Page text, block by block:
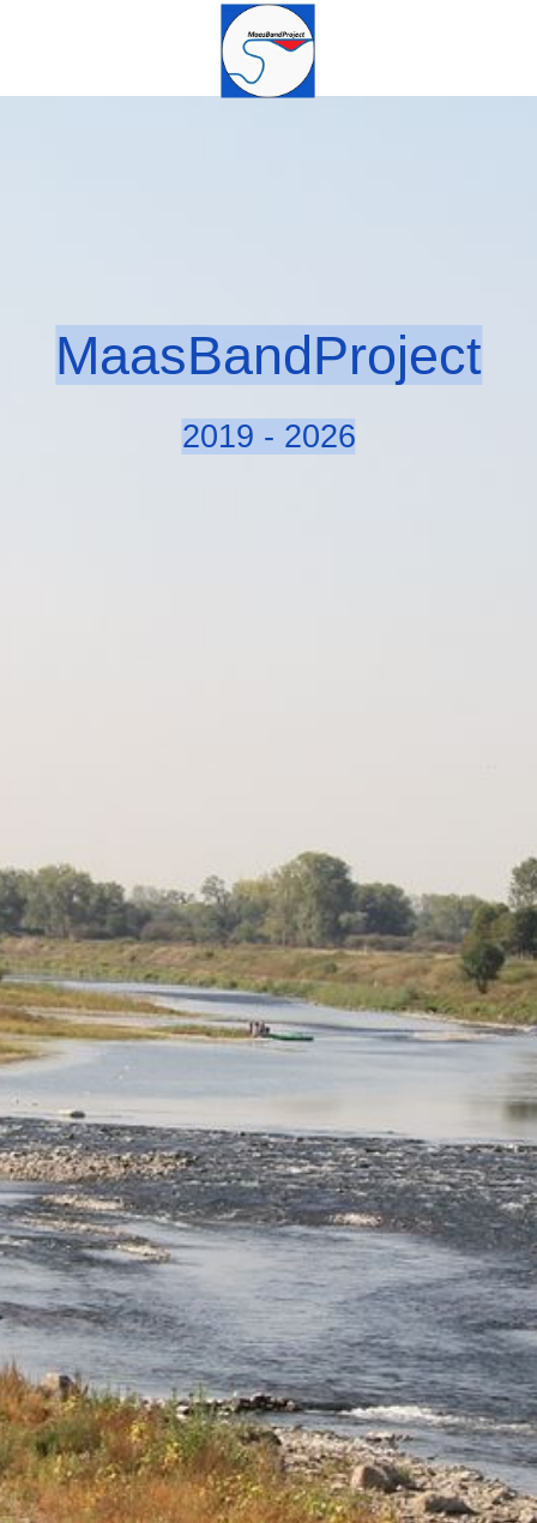
MaasBandProject
2019 - 2026